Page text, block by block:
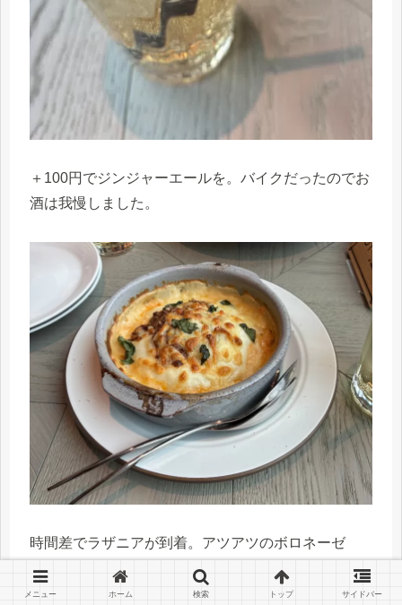
＋100円でジンジャーエールを。バイクだったのでお
酒は我慢しました。
時間差でラザニアが到着。アツアツのボロネーゼ
風。ハフハフしながら美味しくいただきました。お
願いしなくても取り分けようのお皿を用意してくだ
メニュー ホーム 検索 トップ サイドバー